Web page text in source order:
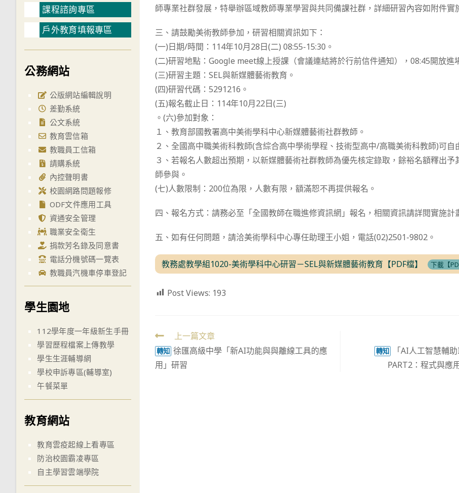
師專業社群發展，特舉辦區域教師專業學習與共同備課社群，詳細研習內容如附件實
三、請鼓勵美術教師參加，研習相關資訊如下：
(一)日期/時間：114年10月28日(二) 08:55-15:30。
(二)研習地點：Google meet線上授課（會議連結將於行前信件通知），08:45開放進
(三)研習主題：SEL與新媒體藝術教育。
(四)研習代碼：5291216。
(五)報名截止日：114年10月22日(三)
。(六)參加對象：
１、教育部國教署高中美術學科中心新媒體藝術社群教師。
２、全國高中職美術科教師(含綜合高中學術學程、技術型高中/高職美術科教師)可自
３、若報名人數超出預期，以新媒體藝術社群教師為優先核定錄取，餘裕名額釋出予
師參與。
(七)人數限制：200位為限，人數有限，額滿恕不再提供報名。
四、報名方式：請務必至「全國教師在職進修資訊網」報名，相關資訊請詳閱實施計
五、如有任何問題，請洽美術學科中心專任助理王小姐，電話(02)2501-9802。
教務處教學組1020-美術學科中心研習－SEL與新媒體藝術教育【PDF檔】 下載【
Post Views: 193
Read
more
articles
上一篇文章
轉知 徐匯高級中學「新AI功能與與離線工具的應
用」研習
轉知
「AI人工智慧輔
PART2：程式與應
課程諮詢專區
戶外教育填報專區
公務網站
公版網站編輯說明
差勤系統
公文系統
教育雲信箱
教職員工信箱
請購系統
內控聲明書
校園網路問題報修
ODF文件應用工具
資通安全管理
職業安全衛生
捐款芳名錄及同意書
電話分機號碼一覽表
教職員汽機車停車登記
學生園地
112學年度一年級新生手冊
學習歷程檔案上傳教學
學生生涯輔導網
學校申訴專區(輔導室)
午餐菜單
教育網站
教育雲疫起線上看專區
防治校園霸凌專區
自主學習雲端學院